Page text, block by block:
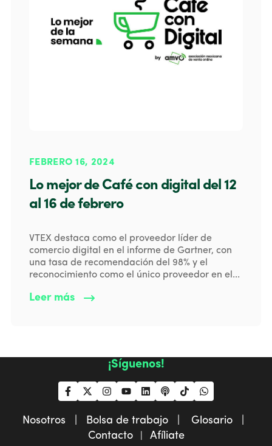
FEBRERO 16, 2024
Lo mejor de Café con digital del 12
al 16 de febrero
VTEX destaca como el proveedor líder de
comercio digital en el informe de Gartner, con
una tasa de recomendación del 98% y el
reconocimiento como el único proveedor en el...
Leer más
¡Síguenos!
Nosotros | Bolsa de trabajo |
Glosario |
Contacto| Afíliate